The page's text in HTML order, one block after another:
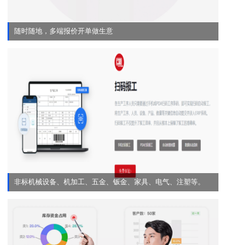
随时随地，多端报价开单做生意
非标机械设备、机加工、五金、钣金、家具、电气、注塑等。